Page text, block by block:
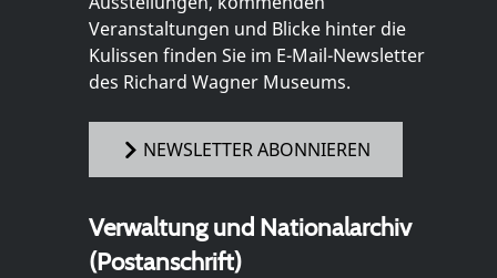
Veranstaltungen und Blicke hinter die
Kulissen finden Sie im E-Mail-Newsletter
des Richard Wagner Museums.
NEWSLETTER ABONNIEREN
Verwaltung und Nationalarchiv
(Postanschrift)